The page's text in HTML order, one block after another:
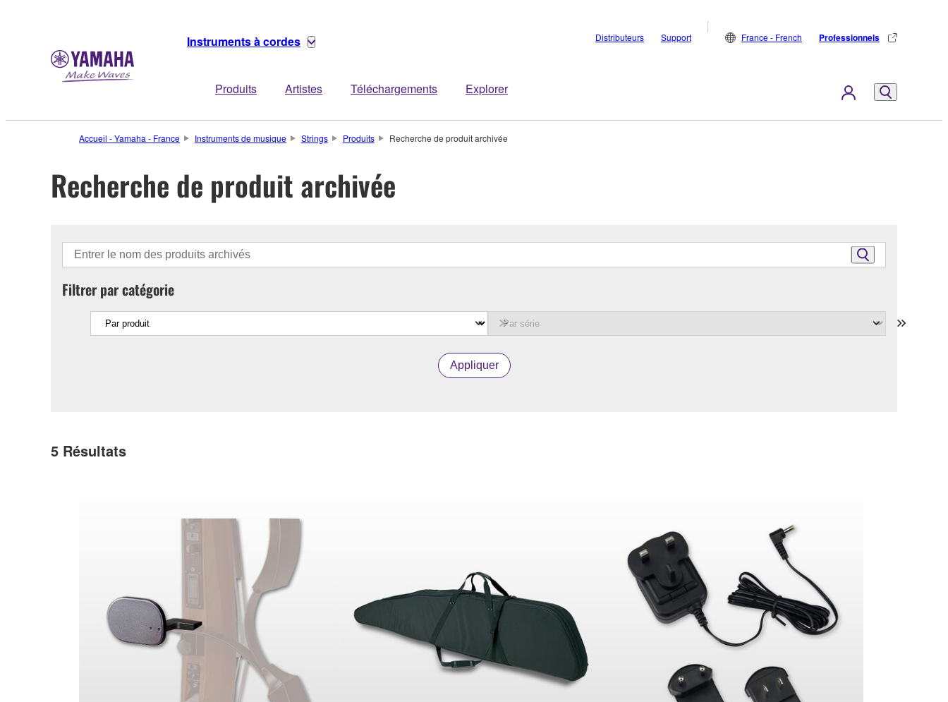
Instruments à cordes
Produits Artistes Téléchargements Explorer
Distributeurs Support France - French Professionnels
Accueil - Yamaha - France Instruments de musique Strings Produits Recherche de produit archivée
Recherche de produit archivée
Filtrer par catégorie
Appliquer
5 Résultats